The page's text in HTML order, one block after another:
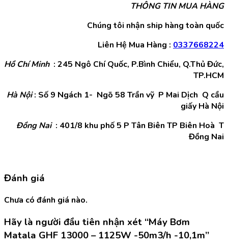
THÔNG TIN MUA HÀNG
Chúng tôi nhận ship hàng toàn quốc
Liên Hệ Mua Hàng : 0337668224
Hồ Chí Minh: 245 Ngô Chí Quốc, P.Bình Chiểu, Q.Thủ Đức,
TP.HCM
Hà Nội: Số 9 Ngách 1- Ngõ 58 Trần vỹ P Mai Dịch Q cầu
giấy Hà Nội
Đồng Nai: 401/8 khu phố 5 P Tân Biên TP Biên Hoà T
Đồng Nai
Đánh giá
Chưa có đánh giá nào.
Hãy là người đầu tiên nhận xét “Máy Bơm
Matala GHF 13000 – 1125W -50m3/h -10,1m”